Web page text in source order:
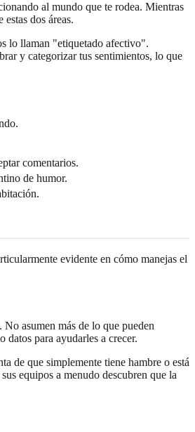
al mundo que te rodea. Mientras
dos áreas.
lo llaman "etiquetado afectivo".
y categorizar tus sentimientos, lo que
comentarios.
de humor.
evidente en cómo manejas el
asumen más de lo que pueden
datos para ayudarles a crecer.
de que simplemente tiene hambre o está
sus equipos a menudo descubren que la